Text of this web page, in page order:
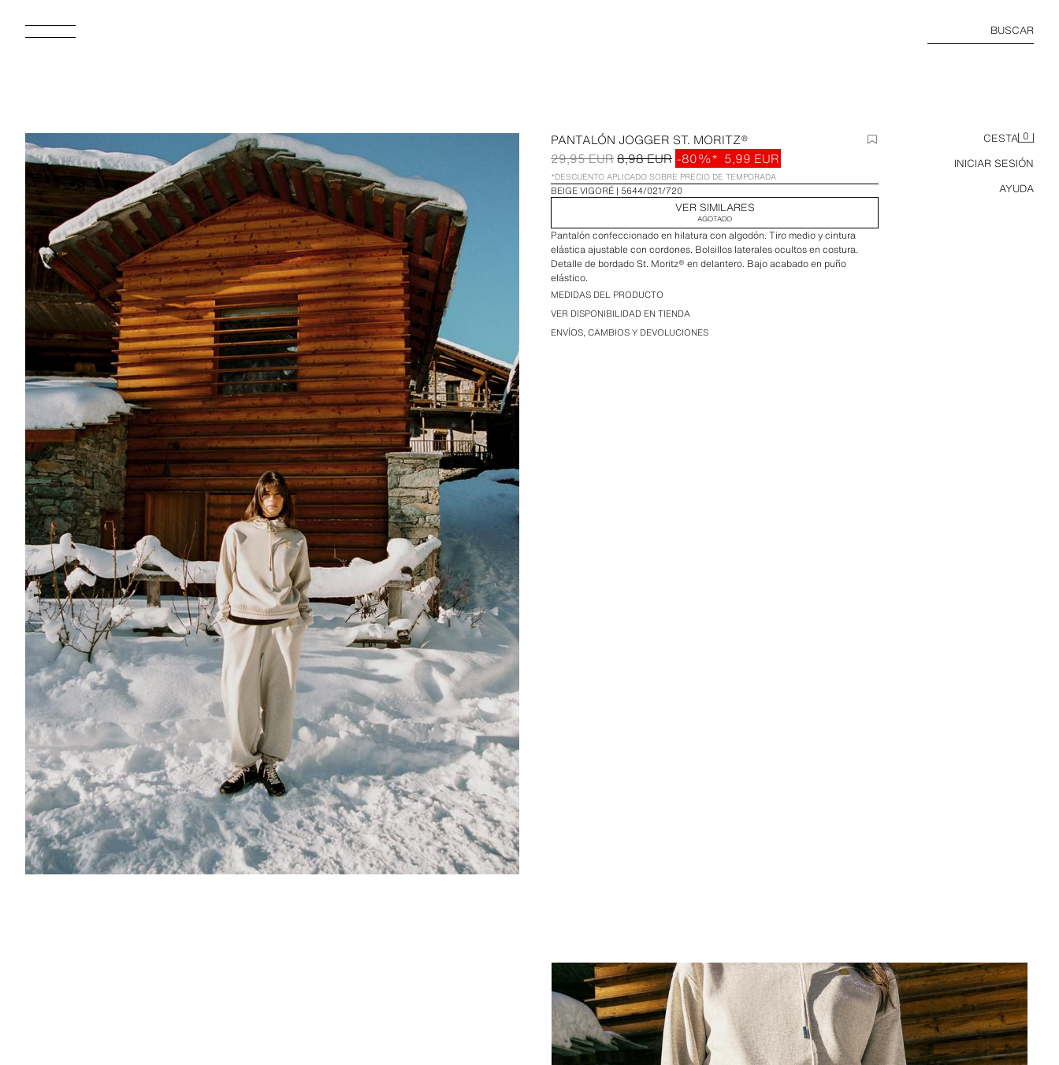
BUSCAR
CESTA 0
INICIAR SESIÓN
AYUDA
PANTALÓN JOGGER ST. MORITZ®
29,95 EUR8,98 EUR -80%* 5,99 EUR
*DESCUENTO APLICADO SOBRE PRECIO DE TEMPORADA
BEIGE VIGORÉ 5644/021/720
VER SIMILARES
AGOTADO
Pantalón confeccionado en hilatura con algodón. Tiro medio y cintura
elástica ajustable con cordones. Bolsillos laterales ocultos en costura.
Detalle de bordado St. Moritz® en delantero. Bajo acabado en puño
elástico.
MEDIDAS DEL PRODUCTO
VER DISPONIBILIDAD EN TIENDA
ENVÍOS, CAMBIOS Y DEVOLUCIONES